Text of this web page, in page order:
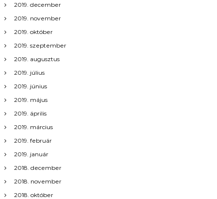
á
c
i
ó
2019. december
2019. november
2019. október
2019. szeptember
2019. augusztus
2019. július
2019. június
2019. május
2019. április
2019. március
2019. február
2019. január
2018. december
2018. november
2018. október